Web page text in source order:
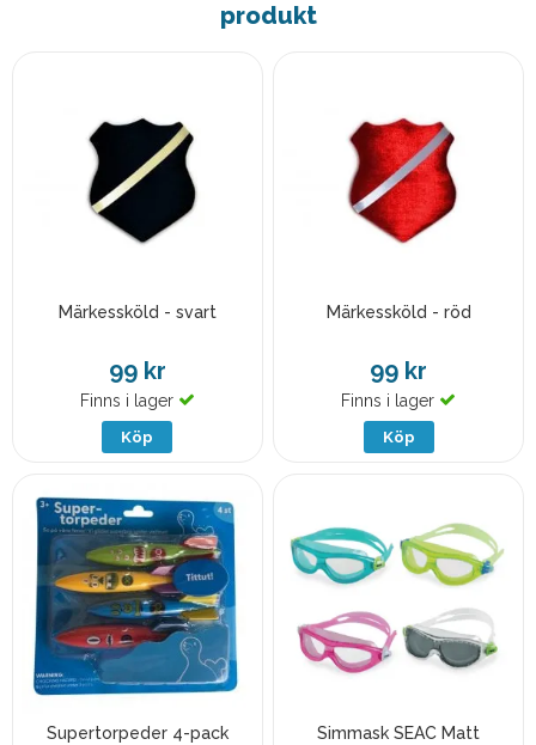
produkt
Märkessköld - svart
99 kr
Finns i lager
Köp
Märkessköld - röd
99 kr
Finns i lager
Köp
Supertorpeder 4-pack Simmask SEAC Matt